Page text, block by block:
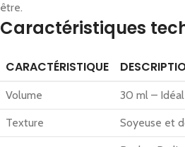
être.
Caractéristiques
CARACTÉRISTIQUE
Volume 30 ml – Idéal
Texture Soyeuse et